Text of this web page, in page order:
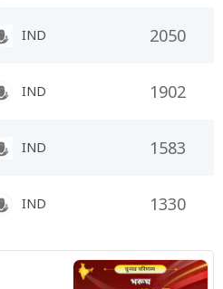
IND 2050
IND 1902
IND 1583
IND 1330